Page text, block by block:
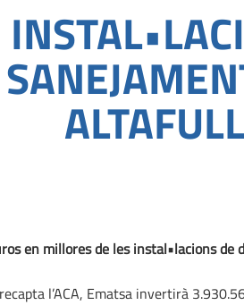
en millores de les instal•lacions de
l’ACA, Ematsa invertirà